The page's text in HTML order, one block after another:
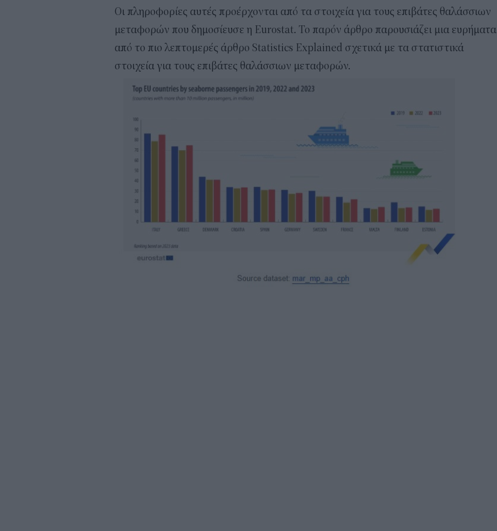
Οι πληροφορίες αυτές προέρχονται από τα στοιχεία για τους επιβάτες θαλάσσιων
μεταφορών που δημοσίευσε η Eurostat. Το παρόν άρθρο παρουσιάζει μια ευρήματα
από το πιο λεπτομερές άρθρο Statistics Explained σχετικά με τα στατιστικά
στοιχεία για τους επιβάτες θαλάσσιων μεταφορών.